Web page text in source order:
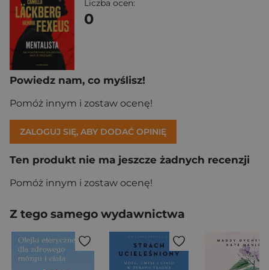
Liczba ocen:
0
Powiedz nam, co myślisz!
Pomóż innym i zostaw ocenę!
ZALOGUJ SIĘ, ABY DODAĆ OPINIĘ
Ten produkt nie ma jeszcze żadnych recenzji
Pomóż innym i zostaw ocenę!
Z tego samego wydawnictwa